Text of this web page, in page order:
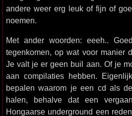
andere weer erg leuk of fijn of
noemen.
Met ander woorden: eeeh..
tegenkomen, op wat voor manier
Je valt je er geen buil aan. Of je
aan compilaties hebben.
bepalen waarom je een cd als
halen, behalve dat een
Hongaarse underground een